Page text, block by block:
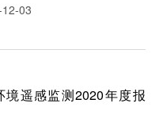
03
遥感监测2020年度报